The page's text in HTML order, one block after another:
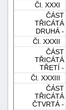
Čl. XXXI
ČÁST
TŘICÁTÁ
DRUHÁ -
Čl. XXXII
ČÁST
TŘICÁTÁ
TŘETÍ -
Čl. XXXIII
ČÁST
TŘICÁTÁ
ČTVRTÁ -